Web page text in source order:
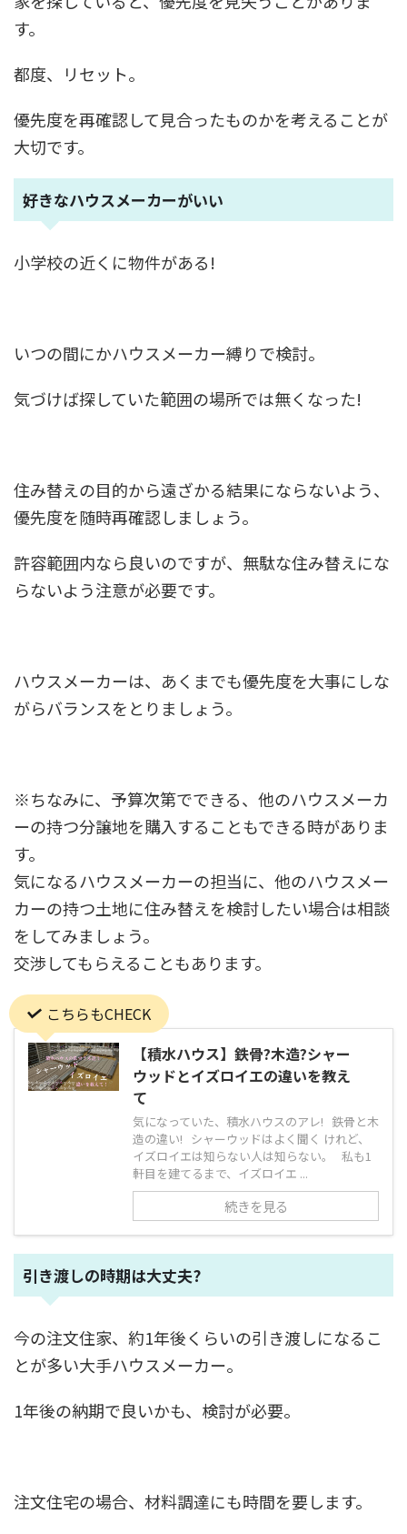
す。
都度、リセット。
優先度を再確認して見合ったものかを考えることが
大切です。
好きなハウスメーカーがいい
小学校の近くに物件がある!
いつの間にかハウスメーカー縛りで検討。
気づけば探していた範囲の場所では無くなった!
住み替えの目的から遠ざかる結果にならないよう、
優先度を随時再確認しましょう。
許容範囲内なら良いのですが、無駄な住み替えにな
らないよう注意が必要です。
ハウスメーカーは、あくまでも優先度を大事にしな
がらバランスをとりましょう。
※ちなみに、予算次第でできる、他のハウスメーカ
ーの持つ分譲地を購入することもできる時がありま
す。
気になるハウスメーカーの担当に、他のハウスメー
カーの持つ土地に住み替えを検討したい場合は相談
をしてみましょう。
交渉してもらえることもあります。
こちらもCHECK
【積水ハウス】鉄骨?木造?シャー
ウッドとイズロイエの違いを教え
て
気になっていた、積水ハウスのアレ! 鉄骨と木
造の違い! シャーウッドはよく聞く けれど、
イズロイエは知らない人は知らない。 私も1
軒目を建てるまで、イズロイエ ...
続きを見る
引き渡しの時期は大丈夫?
今の注文住家、約1年後くらいの引き渡しになるこ
とが多い大手ハウスメーカー。
1年後の納期で良いかも、検討が必要。
注文住宅の場合、材料調達にも時間を要します。